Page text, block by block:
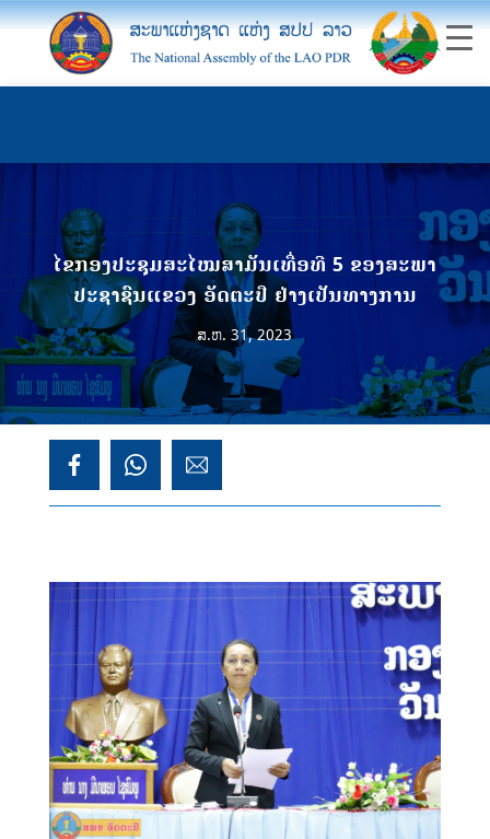
ໄຂກອງປະຊຸມສະໄໝສາມັນເທື່ອທີ 5 ຂອງສະພາ
ປະຊາຊົນແຂວງ ອັດຕະປື ຢ່າງເປັນທາງການ
ສ.ຫ. 31, 2023